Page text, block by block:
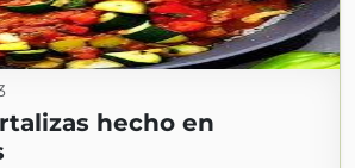
hecho en